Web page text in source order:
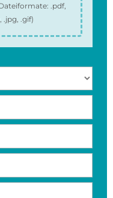
.pdf,
.jpg, .gif)